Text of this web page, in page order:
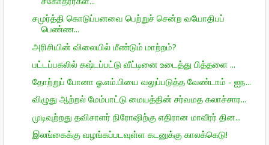
சமுர்த்தி கொடுப்பனவை பெற்றுச் சென்ற வயோதிபப்
பெண்ண...
அரிசியின் விலையில் மீண்டும் மாற்றம்?
பட்டப்பகலில் கஷ்டப்பட்டு வீட்டினை உடைத்து பித்தளை ...
தோற்றுப் போனா ஓ.எம்.பியை வலுப்படுத்த வேண்டாம் - ஐந...
விழுது ஆற்றல் மேம்பாட்டு மையத்தின் சர்வமத கலாச்சார...
முடிவுற்றது தவிசாளர் நிரோஷிற்கு எதிரான மாவீரர் தின...
இலங்கைக்கு வழங்கப்படவுள்ள கடனுக்கு காலக்கெடு!